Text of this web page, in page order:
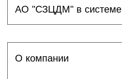
АО "СЗЦДМ" в
О компании